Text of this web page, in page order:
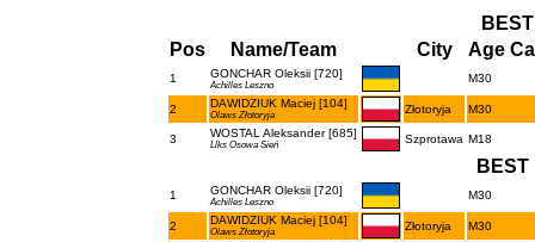
Pos
Name/Team City Age
1 GONCHAR Oleksii [720]
Achilles Leszno
M30
2 DAWIDZIUK Maciej [104]
Olaws Złotoryja Złotoryja M30
3 WOSTAL Aleksander [685]
Llks Osowa Sień Szprotawa M18
BEST
1 GONCHAR Oleksii [720]
Achilles Leszno
M30
2 DAWIDZIUK Maciej [104]
Olaws Złotoryja Złotoryja M30